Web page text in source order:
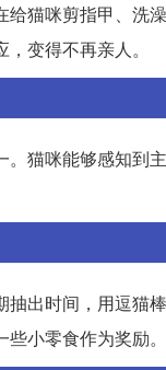
猫咪剪指甲、洗
变得不再亲人。
猫咪能够感知到
出时间，用逗猫
小零食作为奖励。